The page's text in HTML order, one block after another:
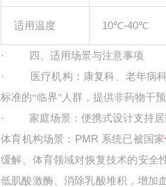
适用温度 10℃-40℃
·
四、适用场景与注意事项
·
医疗机构：康复科、老年病
标准的“临界"人群，提供非药物干预
·
家庭场景：便携式设计支持
体育机构场景： PMR 系统已被国家
缓解。体育领域对恢复技术的安全
低肌酸激酶、消除乳酸堆积，增加